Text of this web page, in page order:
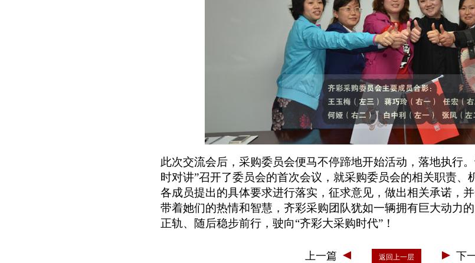
此次交流会后，采购委员会便马不停蹄地开始活动，落地执行
时对讲”召开了委员会的首次会议，就采购委员会的相关职责、
各成员提出的具体要求进行落实，征求意见，做出相关承诺，
带着她们的热情和智慧，齐彩采购团队犹如一辆拥有巨大动力
正轨、随后稳步前行，驶向“齐彩大采购时代”！
上一篇 返回上一层 下